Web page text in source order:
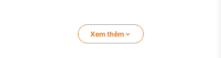
Xem thêm